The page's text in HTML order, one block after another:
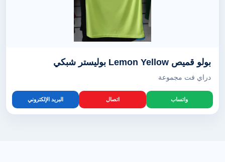
بولو قميص Lemon Yellow بوليستر شبكي
دراي فت مجموعة
واتساب اتصال البريد الإلكتروني